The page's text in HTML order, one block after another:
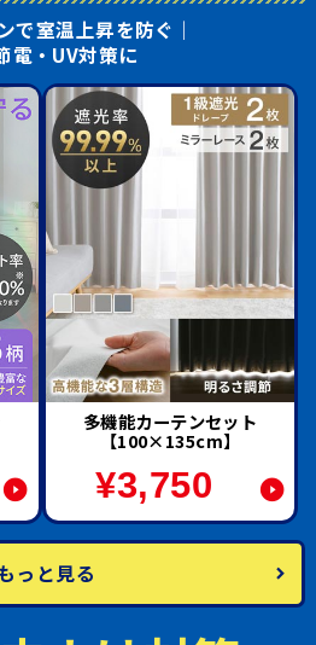
で室温上昇を防ぐ｜
電・UV対策に
多機能カーテンセット
【100×135cm】
¥3,750
っと見る